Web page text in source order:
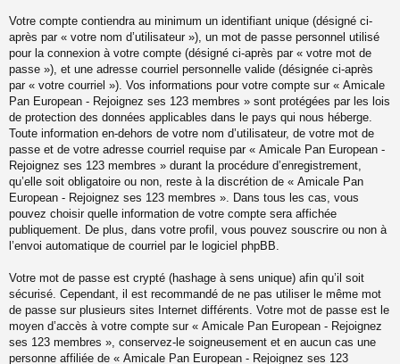
Votre compte contiendra au minimum un identifiant unique (désigné ci-
après par « votre nom d’utilisateur »), un mot de passe personnel utilisé
pour la connexion à votre compte (désigné ci-après par « votre mot de
passe »), et une adresse courriel personnelle valide (désignée ci-après
par « votre courriel »). Vos informations pour votre compte sur « Amicale
Pan European - Rejoignez ses 123 membres » sont protégées par les lois
de protection des données applicables dans le pays qui nous héberge.
Toute information en-dehors de votre nom d’utilisateur, de votre mot de
passe et de votre adresse courriel requise par « Amicale Pan European -
Rejoignez ses 123 membres » durant la procédure d’enregistrement,
qu’elle soit obligatoire ou non, reste à la discrétion de « Amicale Pan
European - Rejoignez ses 123 membres ». Dans tous les cas, vous
pouvez choisir quelle information de votre compte sera affichée
publiquement. De plus, dans votre profil, vous pouvez souscrire ou non à
l’envoi automatique de courriel par le logiciel phpBB.
Votre mot de passe est crypté (hashage à sens unique) afin qu’il soit
sécurisé. Cependant, il est recommandé de ne pas utiliser le même mot
de passe sur plusieurs sites Internet différents. Votre mot de passe est le
moyen d’accès à votre compte sur « Amicale Pan European - Rejoignez
ses 123 membres », conservez-le soigneusement et en aucun cas une
personne affiliée de « Amicale Pan European - Rejoignez ses 123